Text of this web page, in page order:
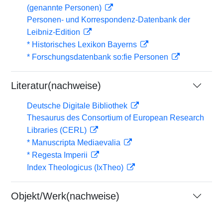
(genannte Personen)
Personen- und Korrespondenz-Datenbank der
Leibniz-Edition
* Historisches Lexikon Bayerns
* Forschungsdatenbank so:fie Personen
Literatur(nachweise)
Deutsche Digitale Bibliothek
Thesaurus des Consortium of European Research
Libraries (CERL)
* Manuscripta Mediaevalia
* Regesta Imperii
Index Theologicus (IxTheo)
Objekt/Werk(nachweise)